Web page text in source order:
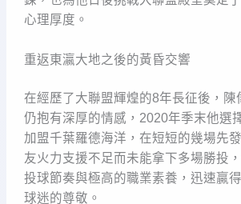
心理厚度。
重返東瀛大地之後的黃昏交響
在經歷了大聯盟輝煌的8年長征後，陳
仍抱有深厚的情感，2020年季末他選
加盟千葉羅德海洋，在短短的幾場先
友火力支援不足而未能拿下多場勝投
投球節奏與極高的職業素養，迅速贏
球迷的尊敬。